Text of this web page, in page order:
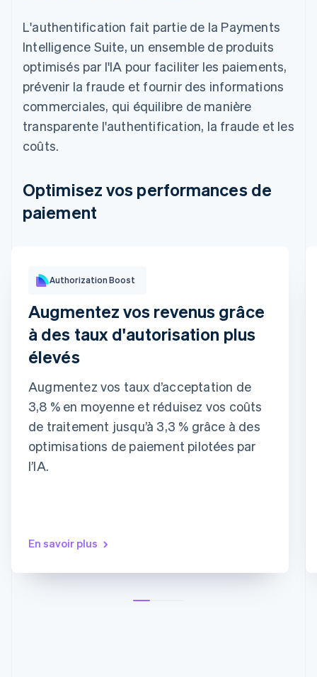
L'authentification fait partie de la Payments
Intelligence Suite, un ensemble de produits
optimisés par l'IA pour faciliter les paiements,
prévenir la fraude et fournir des informations
commerciales, qui équilibre de manière
transparente l'authentification, la fraude et les
coûts.
Optimisez vos performances de
paiement
Adaptive Acceptance Tokens de réseau Outil de mise à jour de carte
Authorization Boost
Augmentez vos revenus grâce
à des taux d'autorisation plus
élevés
Augmentez vos taux d’acceptation de
3,8 % en moyenne et réduisez vos coûts
de traitement jusqu’à 3,3 % grâce à des
optimisations de paiement pilotées par
l’IA.
En savoir plus